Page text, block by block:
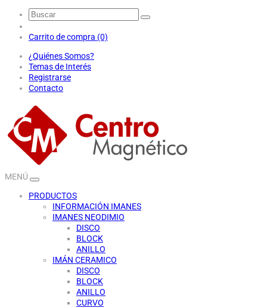
Carrito de compra (0)
¿Quiénes Somos?
Temas de Interés
Registrarse
Contacto
MENÚ
PRODUCTOS
INFORMACIÓN IMANES
IMANES NEODIMIO
DISCO
BLOCK
ANILLO
IMÁN CERAMICO
DISCO
BLOCK
ANILLO
CURVO